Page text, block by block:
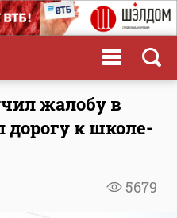
жалобу в
дорогу к школе-
5679